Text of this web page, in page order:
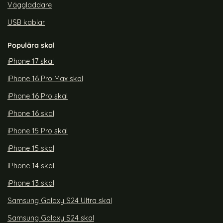
Väggladdare
USB kablar
Populära skal
iPhone 17 skal
iPhone 16 Pro Max skal
iPhone 16 Pro skal
iPhone 16 skal
iPhone 15 Pro skal
iPhone 15 skal
iPhone 14 skal
iPhone 13 skal
Samsung Galaxy S24 Ultra skal
Samsung Galaxy S24 skal